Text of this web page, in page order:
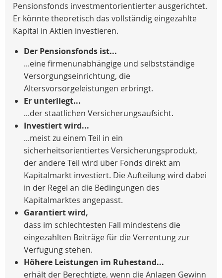
Pensionsfonds investmentorientierter ausgerichtet.
Er könnte theoretisch das vollständig eingezahlte
Kapital in Aktien investieren.
Der Pensionsfonds ist...
...eine firmenunabhängige und selbstständige
Versorgungseinrichtung, die
Altersvorsorgeleistungen erbringt.
Er unterliegt...
...der staatlichen Versicherungsaufsicht.
Investiert wird...
...meist zu einem Teil in ein
sicherheitsorientiertes Versicherungsprodukt,
der andere Teil wird über Fonds direkt am
Kapitalmarkt investiert. Die Aufteilung wird dabei
in der Regel an die Bedingungen des
Kapitalmarktes angepasst.
Garantiert wird,
dass im schlechtesten Fall mindestens die
eingezahlten Beiträge für die Verrentung zur
Verfügung stehen.
Höhere Leistungen im Ruhestand...
erhält der Berechtigte, wenn die Anlagen Gewinn